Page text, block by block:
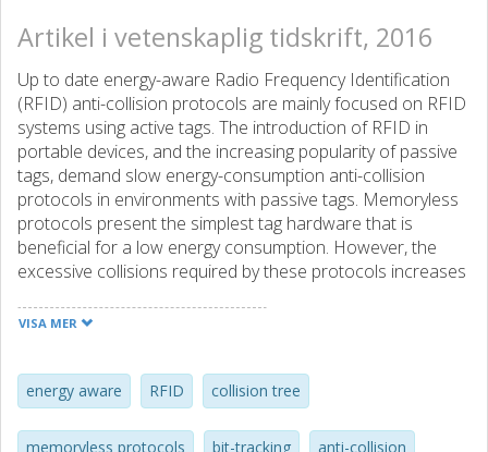
Artikel i vetenskaplig tidskrift, 2016
Up to date energy-aware Radio Frequency Identification
(RFID) anti-collision protocols are mainly focused on RFID
systems using active tags. The introduction of RFID in
portable devices, and the increasing popularity of passive
tags, demand slow energy-consumption anti-collision
protocols in environments with passive tags. Memoryless
protocols present the simplest tag hardware that is
beneficial for a low energy consumption. However, the
excessive collisions required by these protocols increases
transmitting bits. In this paper, a window procedure is
window is applied to two memoryless anti-collision
protocols, the query tree protocol (QT) and the collision
tree protocol (CT), producing the query window tree
VISA MER
energy aware RFID collision tree
memoryless protocols bit-tracking anti-collision